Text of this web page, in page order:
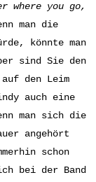
where you go,
man die
könnte man
sind Sie den
den Leim
auch eine
man sich die
angehört
schon
bei der Band